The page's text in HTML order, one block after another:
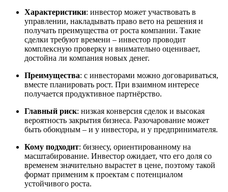
Характеристики: инвестор может участвовать в
управлении, накладывать право вето на решения и
получать преимущества от роста компании. Такие
сделки требуют времени – инвестор проводит
комплексную проверку и внимательно оценивает,
достойна ли компания новых денег.
Преимущества: с инвесторами можно договариваться,
вместе планировать рост. При взаимном интересе
получается продуктивное партнёрство.
Главный риск: низкая конверсия сделок и высокая
вероятность закрытия бизнеса. Разочарование может
быть обоюдным – и у инвестора, и у предпринимателя.
Кому подходит: бизнесу, ориентированному на
масштабирование. Инвестор ожидает, что его доля со
временем значительно вырастет в цене, поэтому такой
формат применим к проектам с потенциалом
устойчивого роста.